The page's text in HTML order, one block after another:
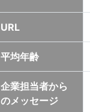
URL
平均年齢
企業担当者から
のメッセージ